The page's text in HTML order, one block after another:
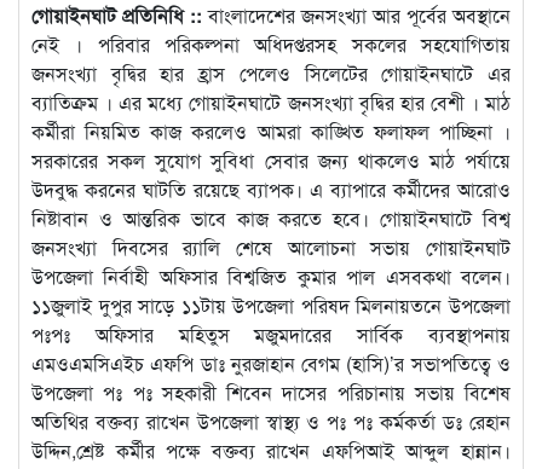
গোয়াইনঘাট প্রতিনিধি :: বাংলাদেশের জনসংখ্যা আর পূর্বের অবস্থানে
নেই । পরিবার পরিকল্পনা অধিদপ্তরসহ সকলের সহযোগিতায়
জনসংখ্যা বৃদ্বির হার হ্রাস পেলেও সিলেটের গোয়াইনঘাটে এর
ব্যাতিক্রম । এর মধ্যে গোয়াইনঘাটে জনসংখ্যা বৃদ্বির হার বেশী । মাঠ
কর্মীরা নিয়মিত কাজ করলেও আমরা কাঙ্খিত ফলাফল পাচ্ছিনা ।
সরকারের সকল সুযোগ সুবিধা সেবার জন্য থাকলেও মাঠ পর্যায়ে
উদবুদ্ধ করনের ঘাটতি রয়েছে ব্যাপক। এ ব্যাপারে কর্মীদের আরোও
নিষ্টাবান ও আন্তরিক ভাবে কাজ করতে হবে। গোয়াইনঘাটে বিশ্ব
জনসংখ্যা দিবসের র‌্যালি শেষে আলোচনা সভায় গোয়াইনঘাট
উপজেলা নির্বাহী অফিসার বিশ্বজিত কুমার পাল এসবকথা বলেন।
১১জুলাই দুপুর সাড়ে ১১টায় উপজেলা পরিষদ মিলনায়তনে উপজেলা
পঃপঃ অফিসার মহিতুস মজুমদারের সার্বিক ব্যবস্থাপনায়
এমওএমসিএইচ এফপি ডাঃ নুরজাহান বেগম (হাসি)’র সভাপতিত্বে ও
উপজেলা পঃ পঃ সহকারী শিবেন দাসের পরিচানায় সভায় বিশেষ
অতিথির বক্তব্য রাখেন উপজেলা স্বাস্থ্য ও পঃ পঃ কর্মকর্তা ডঃ রেহান
উদ্দিন,শ্রেষ্ট কর্মীর পক্ষে বক্তব্য রাখেন এফপিআই আব্দুল হান্নান।